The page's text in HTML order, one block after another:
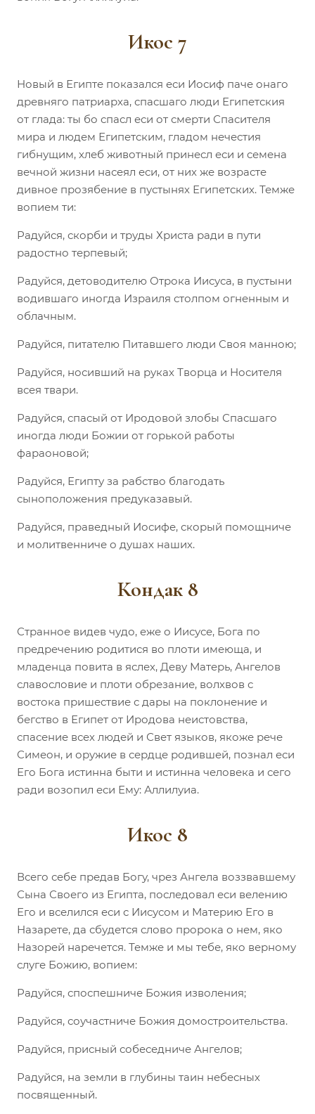
Икос 7
Новый в Египте показался еси Иосиф паче онаго
древняго патриарха, спасшаго люди Египетския
от глада: ты бо спасл еси от смерти Спасителя
мира и людем Египетским, гладом нечестия
гибнущим, хлеб животный принесл еси и семена
вечной жизни насеял еси, от них же возрасте
дивное прозябение в пустынях Египетских. Темже
вопием ти:
Радуйся, скорби и труды Христа ради в пути
радостно терпевый;
Радуйся, детоводителю Отрока Иисуса, в пустыни
водившаго иногда Израиля столпом огненным и
облачным.
Радуйся, питателю Питавшего люди Своя манною;
Радуйся, носивший на руках Творца и Носителя
всея твари.
Радуйся, спасый от Иродовой злобы Спасшаго
иногда люди Божии от горькой работы
фараоновой;
Радуйся, Египту за рабство благодать
сыноположения предуказавый.
Радуйся, праведный Иосифе, скорый помощниче
и молитвенниче о душах наших.
Кондак 8
Странное видев чудо, еже о Иисусе, Бога по
предречению родитися во плоти имеюща, и
младенца повита в яслех, Деву Матерь, Ангелов
славословие и плоти обрезание, волхвов с
востока пришествие с дары на поклонение и
бегство в Египет от Иродова неистовства,
спасение всех людей и Свет языков, якоже рече
Симеон, и оружие в сердце родившей, познал еси
Его Бога истинна быти и истинна человека и сего
ради возопил еси Ему: Аллилуиа.
Икос 8
Всего себе предав Богу, чрез Ангела воззвавшему
Сына Своего из Египта, последовал еси велению
Его и вселился еси с Иисусом и Материю Его в
Назарете, да сбудется слово пророка о нем, яко
Назорей наречется. Темже и мы тебе, яко верному
слуге Божию, вопием:
Радуйся, споспешниче Божия изволения;
Радуйся, соучастниче Божия домостроительства.
Радуйся, присный собеседниче Ангелов;
Радуйся, на земли в глубины таин небесных
посвященный.